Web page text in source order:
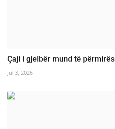
Çaji i gjelbër mund të
Jul 3, 2026